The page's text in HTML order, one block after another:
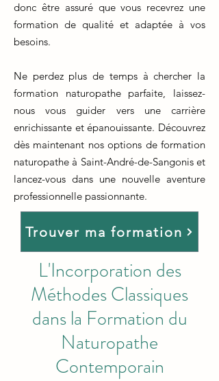
donc être assuré que vous recevrez une
formation de qualité et adaptée à vos
besoins.
Ne perdez plus de temps à chercher la
formation naturopathe parfaite, laissez-
nous vous guider vers une carrière
enrichissante et épanouissante. Découvrez
dès maintenant nos options de formation
naturopathe à Saint-André-de-Sangonis et
lancez-vous dans une nouvelle aventure
professionnelle passionnante.
Trouver ma formation
L'Incorporation des
Méthodes Classiques
dans la Formation du
Naturopathe
Contemporain